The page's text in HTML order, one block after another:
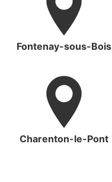
Fontenay-sous-Bois
Charenton-le-Pont